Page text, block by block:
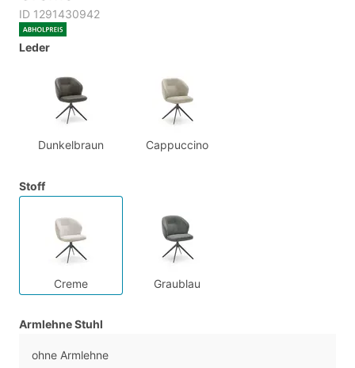
ID 1291430942
Leder
Dunkelbraun Cappuccino
Stoff
Creme Graublau
Armlehne Stuhl
ohne Armlehne